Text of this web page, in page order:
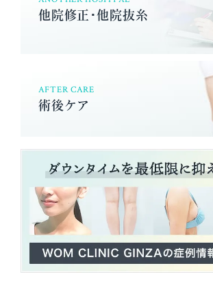
他院修正･他院抜糸
AFTER CARE
術後ケア